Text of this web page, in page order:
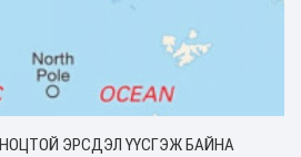
ЭРСДЭЛ ҮҮСГЭЖ БАЙНА